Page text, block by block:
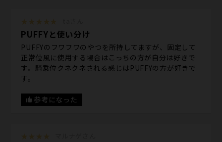
PUFFYと使い分け
PUFFYのフワフワのやつを所持してますが、固定して
正常位風に使用する場合はこっちの方が自分は好きで
す。騎乗位クネクネされる感じはPUFFYの方が好きで
す。
参考になった